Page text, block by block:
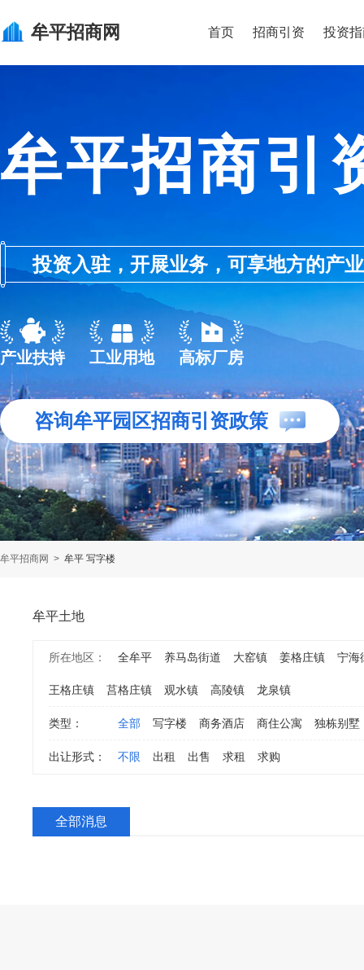
牟平招商网 首页 招商引资 投资
牟平招商引
投资入驻，开展业务，可享地方的产
产业扶持 工业用地 高标厂房
咨询牟平园区招商引资政策
牟平招商网 > 牟平 写字楼
牟平土地
所在地区： 全牟平 养马岛街道 大窑镇 姜格庄镇 宁海
王格庄镇 莒格庄镇 观水镇 高陵镇 龙泉镇
类型： 全部 写字楼 商务酒店 商住公寓 独栋别墅
出让形式： 不限 出租 出售 求租 求购
全部消息